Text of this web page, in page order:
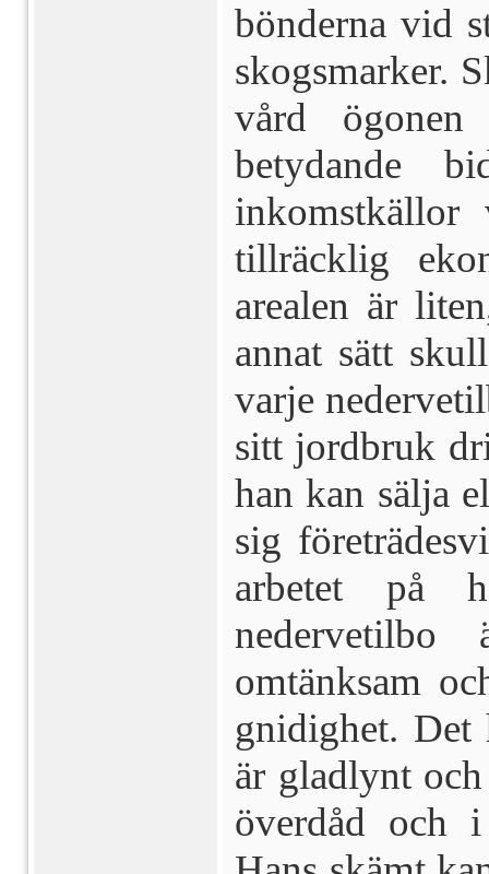
bönderna vid
skogsmarker.
vård
betydande
tillräcklig
arealen är
annat sätt
varje
sitt jordbruk
han kan sälja
sig
arbetet på
omtänksam
gnidighet. Det
är gladlynt
överdåd och